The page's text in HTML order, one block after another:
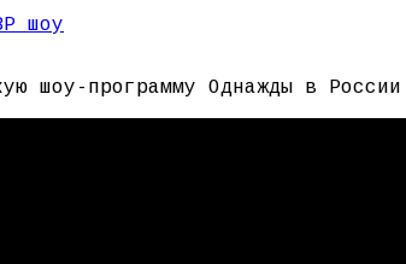
шоу
шоу-программу Однажды в